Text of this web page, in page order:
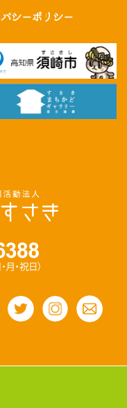
シーポリシー